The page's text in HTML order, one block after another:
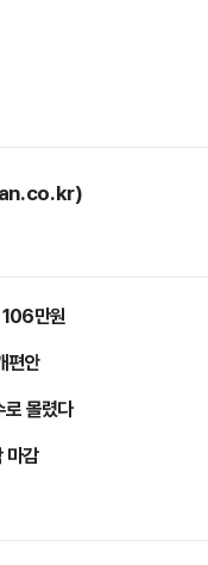
106만원
편안
몰렸다
감